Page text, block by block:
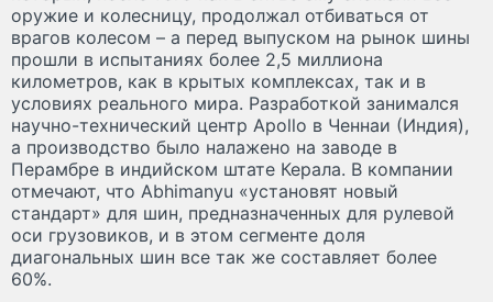
оружие и колесницу, продолжал отбиваться от
врагов колесом – а перед выпуском на рынок шины
прошли в испытаниях более 2,5 миллиона
километров, как в крытых комплексах, так и в
условиях реального мира. Разработкой занимался
научно-технический центр Apollo в Ченнаи (Индия),
а производство было налажено на заводе в
Перамбре в индийском штате Керала. В компании
отмечают, что Abhimanyu «установят новый
стандарт» для шин, предназначенных для рулевой
оси грузовиков, и в этом сегменте доля
диагональных шин все так же составляет более
60%.